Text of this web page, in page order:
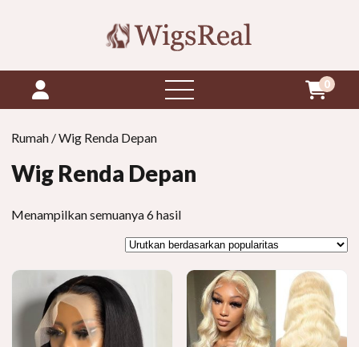
buka
menu
0
Rumah / Wig Renda Depan
Wig Renda Depan
Menampilkan semuanya 6 hasilDiurutkan
popularitas